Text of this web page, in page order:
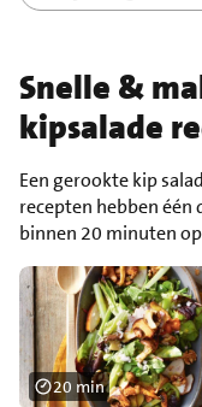
Snelle &
kipsalade
Een gerookte kip
recepten hebben één
binnen 20 minuten
20 min